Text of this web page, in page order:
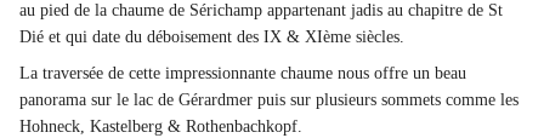
au pied de la chaume de Sérichamp appartenant jadis au chapitre de St
Dié et qui date du déboisement des IX & XIème siècles.
La traversée de cette impressionnante chaume nous offre un beau
panorama sur le lac de Gérardmer puis sur plusieurs sommets comme les
Hohneck, Kastelberg & Rothenbachkopf.